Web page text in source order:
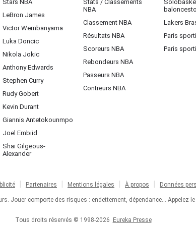
Stars NBA
LeBron James
Victor Wembanyama
Luka Doncic
Nikola Jokic
Anthony Edwards
Stephen Curry
Rudy Gobert
Kevin Durant
Giannis Antetokounmpo
Joel Embiid
Shai Gilgeous-
Alexander
Stats / Classements
NBA
Classement NBA
Résultats NBA
Scoreurs NBA
Rebondeurs NBA
Passeurs NBA
Contreurs NBA
Lakers
Paris
Paris
Partenaires Mentions légales À propos Données
Jouer comporte des risques : endettement, dépendance... Appelez
Tous droits réservés © 1998-2026 Eureka Presse